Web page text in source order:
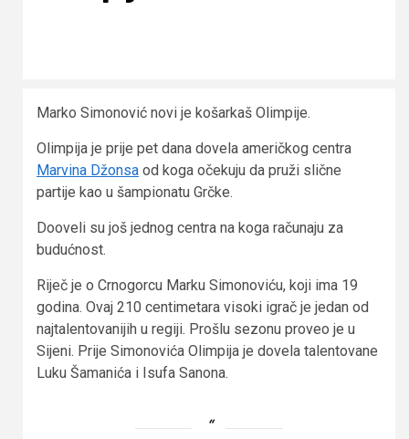
Marko Simonović novi je košarkaš Olimpije.
Olimpija je prije pet dana dovela američkog centra
Marvina Džonsa od koga očekuju da pruži slične
partije kao u šampionatu Grčke.
Dooveli su još jednog centra na koga računaju za
budućnost.
Riječ je o Crnogorcu Marku Simonoviću, koji ima 19
godina. Ovaj 210 centimetara visoki igrač je jedan od
najtalentovanijih u regiji. Prošlu sezonu proveo je u
Sijeni. Prije Simonovića Olimpija je dovela talentovane
Luku Šamanića i Isufa Sanona.